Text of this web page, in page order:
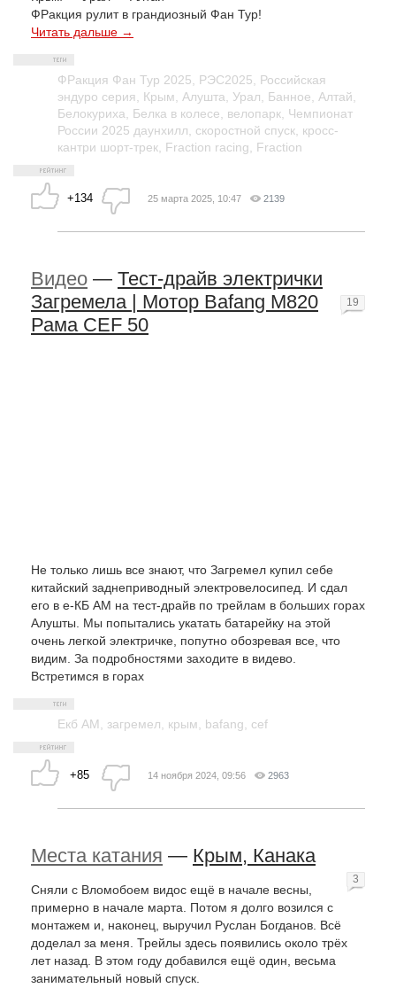
ФРакция рулит в грандиозный Фан Тур!
Читать дальше →
ФРакция Фан Тур 2025, РЭС2025, Российская
эндуро серия, Крым, Алушта, Урал, Банное, Алтай,
Белокуриха, Белка в колесе, велопарк, Чемпионат
России 2025 даунхилл, скоростной спуск, кросс-
кантри шорт-трек, Fraction racing, Fraction
+134 25 марта 2025, 10:47 2139
Видео — Тест-драйв электрички
Загремела | Мотор Bafang M820
Рама CEF 50
Не только лишь все знают, что Загремел купил себе
китайский заднеприводный электровелосипед. И сдал
его в е-КБ АМ на тест-драйв по трейлам в больших горах
Алушты. Мы попытались укатать батарейку на этой
очень легкой электричке, попутно обозревая все, что
видим. За подробностями заходите в видево.
Встретимся в горах
Екб АМ, загремел, крым, bafang, cef
+85
19
14 ноября 2024, 09:56 2963
Места катания — Крым, Канака
Сняли с Вломобоем видос ещё в начале весны,
примерно в начале марта. Потом я долго возился с
монтажем и, наконец, выручил Руслан Богданов. Всё
доделал за меня. Трейлы здесь появились около трёх
лет назад. В этом году добавился ещё один, весьма
занимательный новый спуск.
3